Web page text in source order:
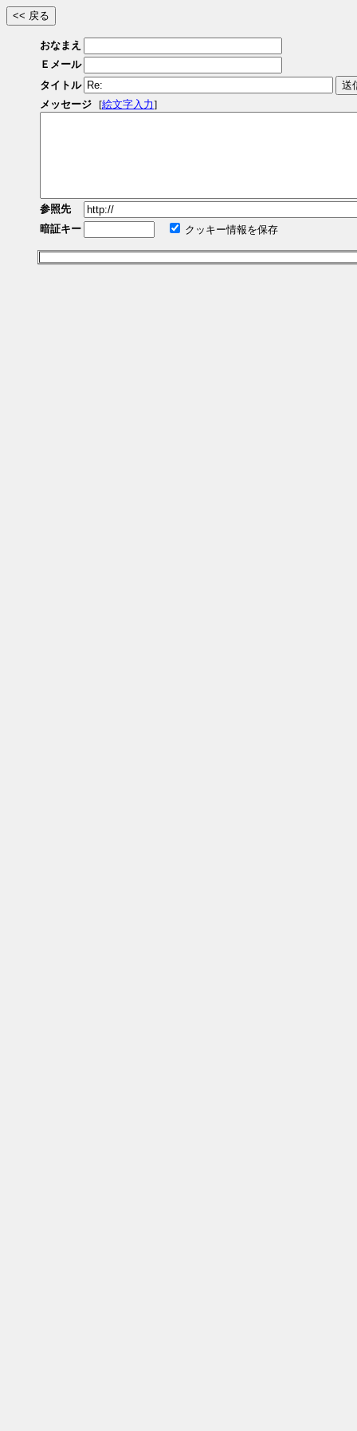
おなまえ
Ｅメール
タイトル
メッセージ
[絵文字入力]
参照先
暗証キー
クッキー情報を保存